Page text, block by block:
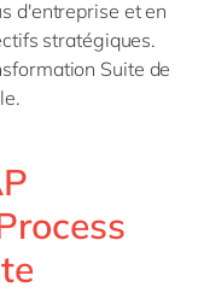
d'entreprise et en
stratégiques.
Suite de